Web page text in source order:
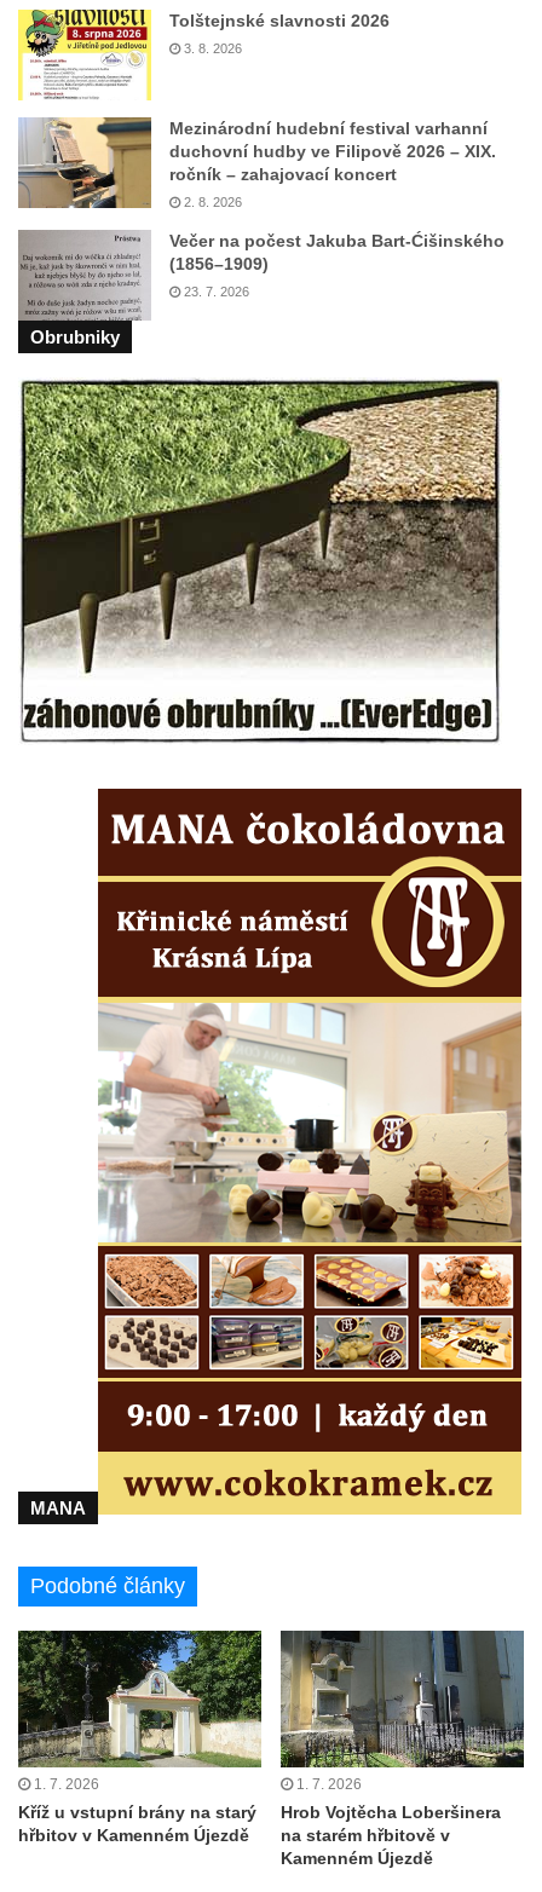
Pomník obětem válek před hřbitovem v
Hostíně u Vojkovic
Kenotaf Václava Floriána na hřbitově v
Kenotaf Miloslava Švice na hřbitově v Lužci
nad Vltavou
nad Vltavou
Pomník vojákům Rudé armády na hřbitově
v Lužci nad Vltavou
Pomník Ladislava Sedláčka a Karla Pelce u
silnice severně od Lužce nad Vltavou
Kenotaf Alfeda Harnische na hřbitově v
Hrobčicích
Pomník obětem válek v Hrobčicích
Pomník obětem válek v Mirošovicích
Hrob vojáků Rudé armády na hřbitově v
Račicích
Hrob Jiřího Dovhomilji na hřbitově v
Račicích
Hrob Antonína Medáčka na hřbitově v
Račicích
Pomník obětem válek na hřbitově v Dobříni
Pomník obětem 1. světové války v Lužici
Kenotaf Josefa Matese na hřbitově v Lužici
Pamětní deska Giuseppe Capella na
Kenotaf Emila Miksche na hřbitově v Lužici
Kenotaf Antonína Krause na hřbitově v
Lužici
Pomník vojákům Rudé armády na hřbitově
v Kozlech
Pamětní deska pochodu smrti v Saupsdorfu
Pomník obětem 2. světové války v parku
Walthera von der Vogelweide v Duchcově
Památník obětem holokaustu v Lipové ulici
v Duchcově
Pomník obětem válek v Jeníkově
Pamětní deska obětem 1. světové války na
Pomník obětem 2. světové války v parku v
Mikulášovicích
ulici U Plovárny ve Frýdlantu
Základní škole Tyršova v Rumburku
Socha Nepokořený v parku Rumburské
vzpoury v Rumburku
Pamětní deska obětem holokaustu u
židovského hřbitova v Kovanicích
Pamětní deska legionářům na Obecním
Tolštejnské slavnosti 2026
3. 8. 2026
Mezinárodní hudební festival varhanní
duchovní hudby ve Filipově 2026 – XIX.
ročník – zahajovací koncert
2. 8. 2026
Večer na počest Jakuba Bart-Ćišinského
(1856–1909)
23. 7. 2026
Obrubniky
MANA
Podobné články
1. 7. 2026
Kříž u vstupní brány na starý
hřbitov v Kamenném Újezdě
1. 7. 2026
Hrob Vojtěcha Loberšinera
na starém hřbitově v
Kamenném Újezdě